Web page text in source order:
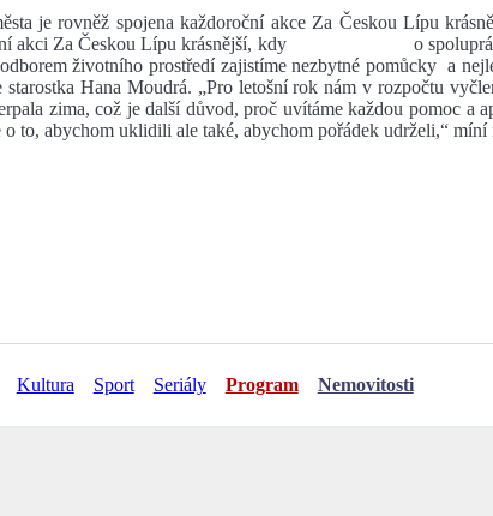
je rovněž spojena každoroční akce Za Českou Lípu
akci Za Českou Lípu krásnější, kdy o spolupráci
životního prostředí zajistíme nezbytné pomůcky a
Hana Moudrá. „Pro letošní rok nám v rozpočtu
zima, což je další důvod, proč uvítáme každou pomoc a
to, abychom uklidili ale také, abychom pořádek udrželi,“ míní
Kultura Sport Seriály Program Nemovitosti